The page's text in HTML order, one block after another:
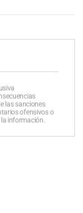
las sanciones
ofensivos o
información.